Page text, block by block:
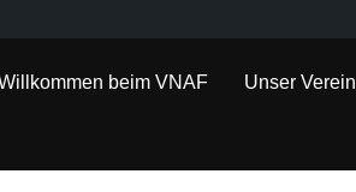
beim VNAF Unser Verein